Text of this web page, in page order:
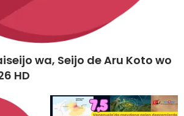
wa, Seijo de Aru Koto wo
HD